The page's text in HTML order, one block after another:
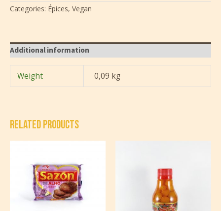
DE
MINAS
Categories: Épices, Vegan
Additional information
Weight 0,09 kg
RELATED PRODUCTS